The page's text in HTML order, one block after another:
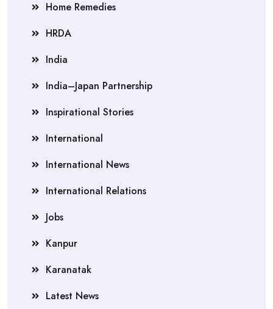
Home Remedies
HRDA
India
India–Japan Partnership
Inspirational Stories
International
International News
International Relations
Jobs
Kanpur
Karanatak
Latest News